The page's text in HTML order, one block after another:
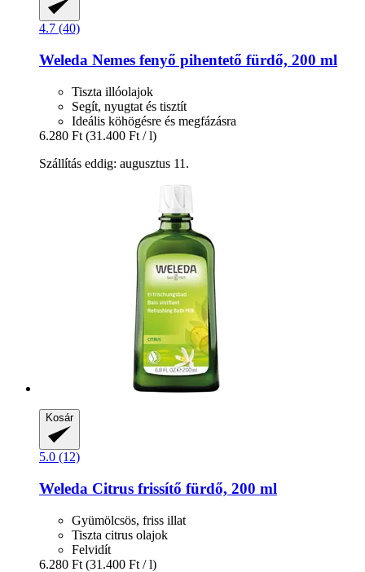
4.7 (40)
Weleda Nemes fenyő pihentető fürdő, 200 ml
Tiszta illóolajok
Segít, nyugtat és tisztít
Ideális köhögésre és megfázásra
6.280 Ft (31.400 Ft / l)
Szállítás eddig: augusztus 11.
Kosár
5.0 (12)
Weleda Citrus frissítő fürdő, 200 ml
Gyümölcsös, friss illat
Tiszta citrus olajok
Felvidít
6.280 Ft (31.400 Ft / l)